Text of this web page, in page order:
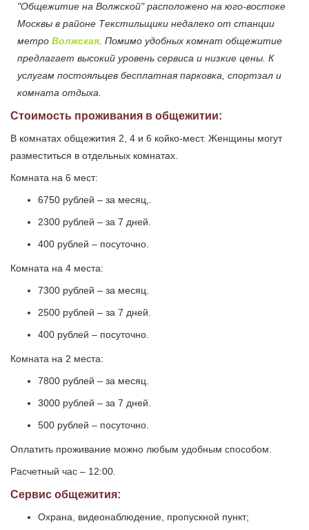
"Общежитие на Волжской" расположено на юго-востоке
Москвы в районе Текстильщики недалеко от станции
метро Волжская. Помимо удобных комнат общежитие
предлагает высокий уровень сервиса и низкие цены. К
услугам постояльцев бесплатная парковка, спортзал и
комната отдыха.
Стоимость проживания в общежитии:
В комнатах общежития 2, 4 и 6 койко-мест. Женщины могут
разместиться в отдельных комнатах.
Комната на 6 мест:
6750 рублей – за месяц,.
2300 рублей – за 7 дней.
400 рублей – посуточно.
Комната на 4 места:
7300 рублей – за месяц.
2500 рублей – за 7 дней.
400 рублей – посуточно.
Комната на 2 места:
7800 рублей – за месяц.
3000 рублей – за 7 дней.
500 рублей – посуточно.
Оплатить проживание можно любым удобным способом.
Расчетный час – 12:00.
Сервис общежития:
Охрана, видеонаблюдение, пропускной пункт;